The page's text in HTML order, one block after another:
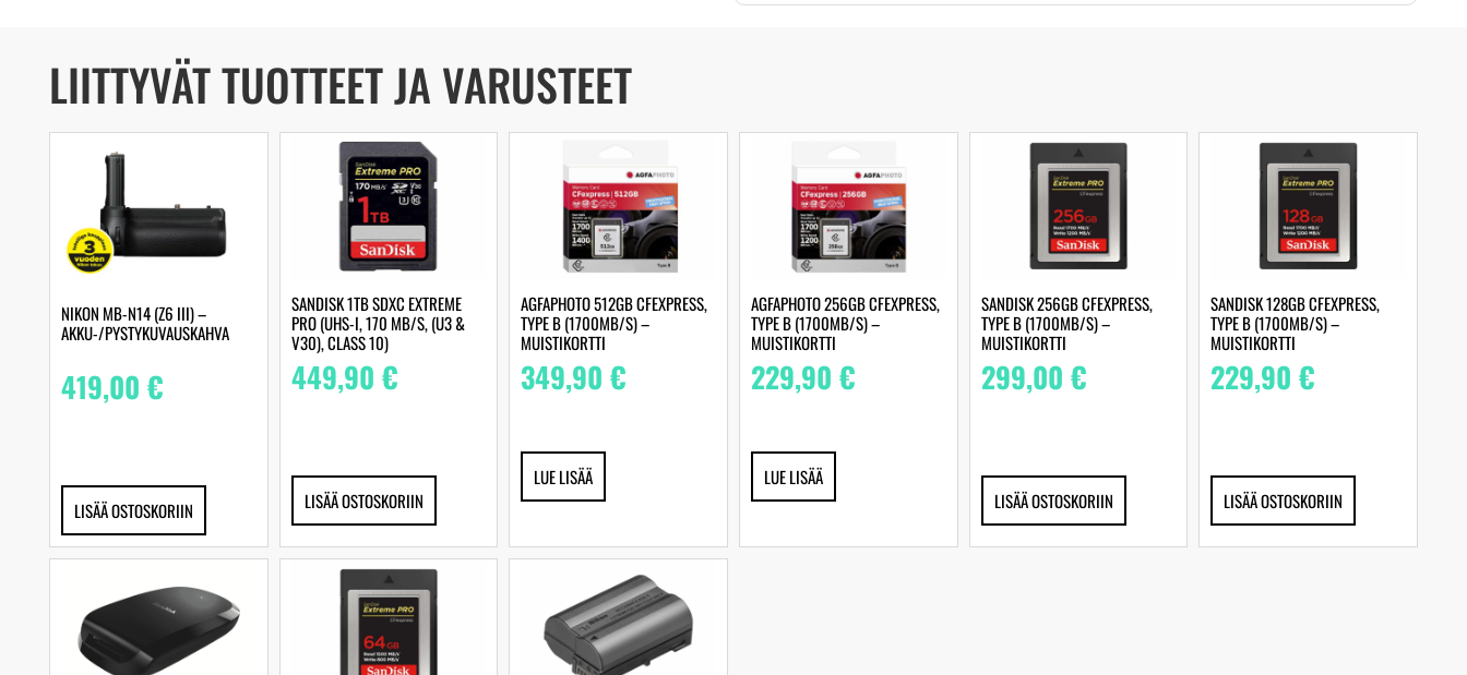
LIITTYVÄT TUOTTEET JA VARUSTEET
NIKON MB-N14 (Z6 III) –
AKKU-/PYSTYKUVAUSKAHVA
419,00 €
LISÄÄ OSTOSKORIIN
SANDISK 1TB SDXC EXTREME
PRO (UHS-I, 170 MB/S, (U3 &
V30), CLASS 10)
449,90 €
LISÄÄ OSTOSKORIIN
AGFAPHOTO 512GB CFEXPRESS,
TYPE B (1700MB/S) –
MUISTIKORTTI
349,90€
LUE LISÄÄ
AGFAPHOTO 256GB CFEXPRESS,
TYPE B (1700MB/S) –
MUISTIKORTTI
229,90 €
LUE LISÄÄ
SANDISK 256GB CFEXPRESS,
TYPE B (1700MB/S) –
MUISTIKORTTI
299,00 €
LISÄÄ OSTOSKORIIN
SANDISK 128GB CFEXPRESS,
TYPE B (1700MB/S) –
MUISTIKORTTI
229,90€
LISÄÄ OSTOSKORIIN